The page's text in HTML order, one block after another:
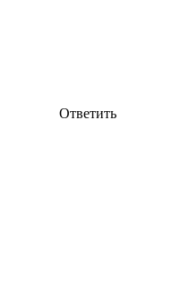
Ответить